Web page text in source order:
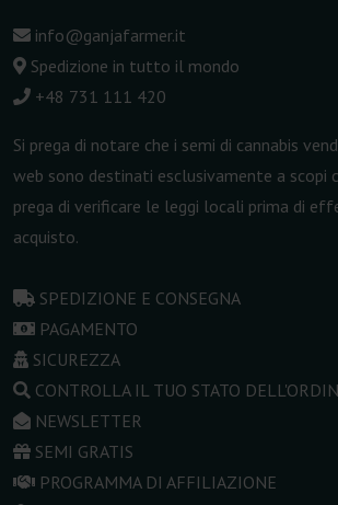
info@ganjafarmer.it
Spedizione in tutto il mondo
+48 731 111 420
Si prega di notare che i semi di cannabis
web sono destinati esclusivamente a scopi
prega di verificare le leggi locali prima di
acquisto.
SPEDIZIONE E CONSEGNA
PAGAMENTO
SICUREZZA
CONTROLLA IL TUO STATO
NEWSLETTER
SEMI GRATIS
PROGRAMMA DI AFFILIAZIONE